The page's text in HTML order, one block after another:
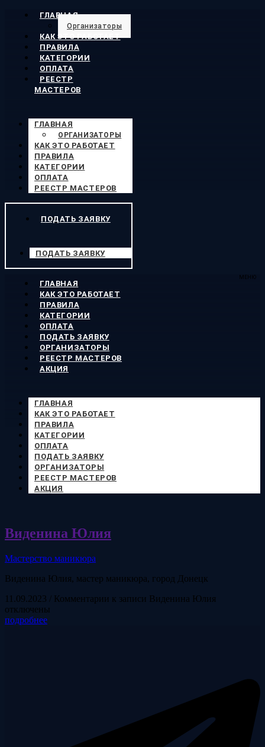
ГЛАВНАЯ
Организаторы
КАК ЭТО РАБОТАЕТ
ПРАВИЛА
КАТЕГОРИИ
ОПЛАТА
РЕЕСТР
МАСТЕРОВ
ГЛАВНАЯ
ОРГАНИЗАТОРЫ
КАК ЭТО РАБОТАЕТ
ПРАВИЛА
КАТЕГОРИИ
ОПЛАТА
РЕЕСТР МАСТЕРОВ
ПОДАТЬ ЗАЯВКУ
ПОДАТЬ ЗАЯВКУ
МЕНЮ
ГЛАВНАЯ
КАК ЭТО РАБОТАЕТ
ПРАВИЛА
КАТЕГОРИИ
ОПЛАТА
ПОДАТЬ ЗАЯВКУ
ОРГАНИЗАТОРЫ
РЕЕСТР МАСТЕРОВ
АКЦИЯ
ГЛАВНАЯ
КАК ЭТО РАБОТАЕТ
ПРАВИЛА
КАТЕГОРИИ
ОПЛАТА
ПОДАТЬ ЗАЯВКУ
ОРГАНИЗАТОРЫ
РЕЕСТР МАСТЕРОВ
АКЦИЯ
Виденина Юлия
Мастерство маникюра
Виденина Юлия, мастер маникюра, город Донецк
11.09.2023 / Комментарии к записи Виденина Юлия
отключены
подробнее